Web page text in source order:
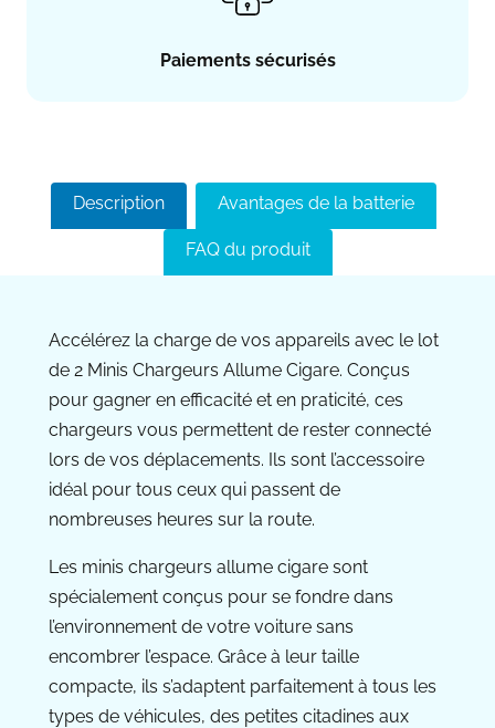
Paiements sécurisés
Description Avantages de la batterie
FAQ du produit
Accélérez la charge de vos appareils avec le lot
de 2 Minis Chargeurs Allume Cigare. Conçus
pour gagner en efficacité et en praticité, ces
chargeurs vous permettent de rester connecté
lors de vos déplacements. Ils sont l’accessoire
idéal pour tous ceux qui passent de
nombreuses heures sur la route.
Les minis chargeurs allume cigare sont
spécialement conçus pour se fondre dans
l’environnement de votre voiture sans
encombrer l’espace. Grâce à leur taille
compacte, ils s’adaptent parfaitement à tous les
types de véhicules, des petites citadines aux